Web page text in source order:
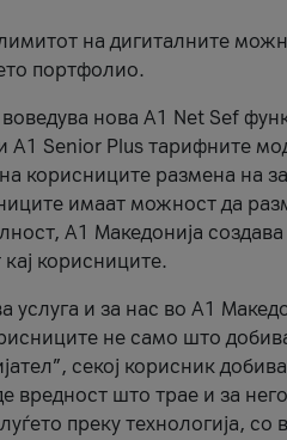
на дигиталните
портфолио.
нова A1 Net Sef
A1 Senior Plus тарифните
корисниците размена на
имаат можност да
А1 Македонија
корисниците.
и за нас во А1
не само што
секој корисник
вредност што трае и за
преку технологија, со